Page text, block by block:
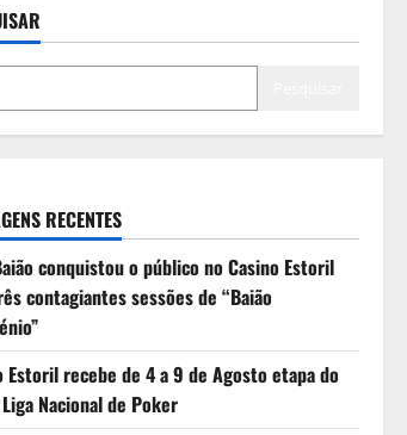
RECENTES
conquistou o público no Casino Estoril
contagiantes sessões de “Baião
Estoril recebe de 4 a 9 de Agosto etapa do
Nacional de Poker